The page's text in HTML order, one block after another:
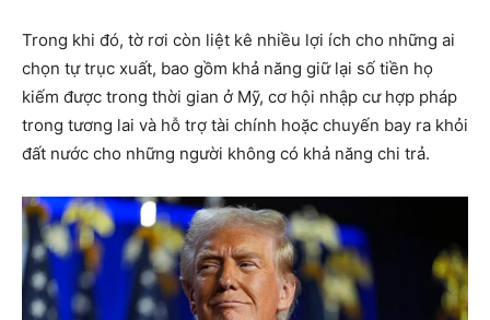
Trong khi đó, tờ rơi còn liệt kê nhiều lợi ích cho những ai
chọn tự trục xuất, bao gồm khả năng giữ lại số tiền họ
kiếm được trong thời gian ở Mỹ, cơ hội nhập cư hợp pháp
trong tương lai và hỗ trợ tài chính hoặc chuyến bay ra khỏi
đất nước cho những người không có khả năng chi trả.